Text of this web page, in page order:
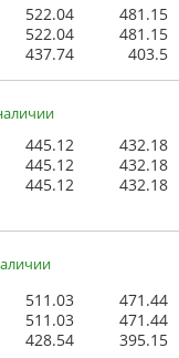
522.04 481.15
522.04 481.15
437.74 403.5
445.12 432.18
445.12 432.18
445.12 432.18
511.03 471.44
511.03 471.44
428.54 395.15